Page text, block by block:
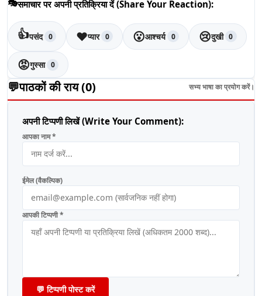
🎭समाचार पर अपनी प्रतिक्रिया दें (Share Your Reaction):
👍पसंद 0 ❤️प्यार 0 😮आश्चर्य 0 😢दुखी 0
😡गुस्सा 0
💬पाठकों की राय (0) सभ्य भाषा का प्रयोग करें।
अपनी टिप्पणी लिखें (Write Your Comment):
आपका नाम *
ईमेल (वैकल्पिक)
आपकी टिप्पणी *
💬 टिप्पणी पोस्ट करें